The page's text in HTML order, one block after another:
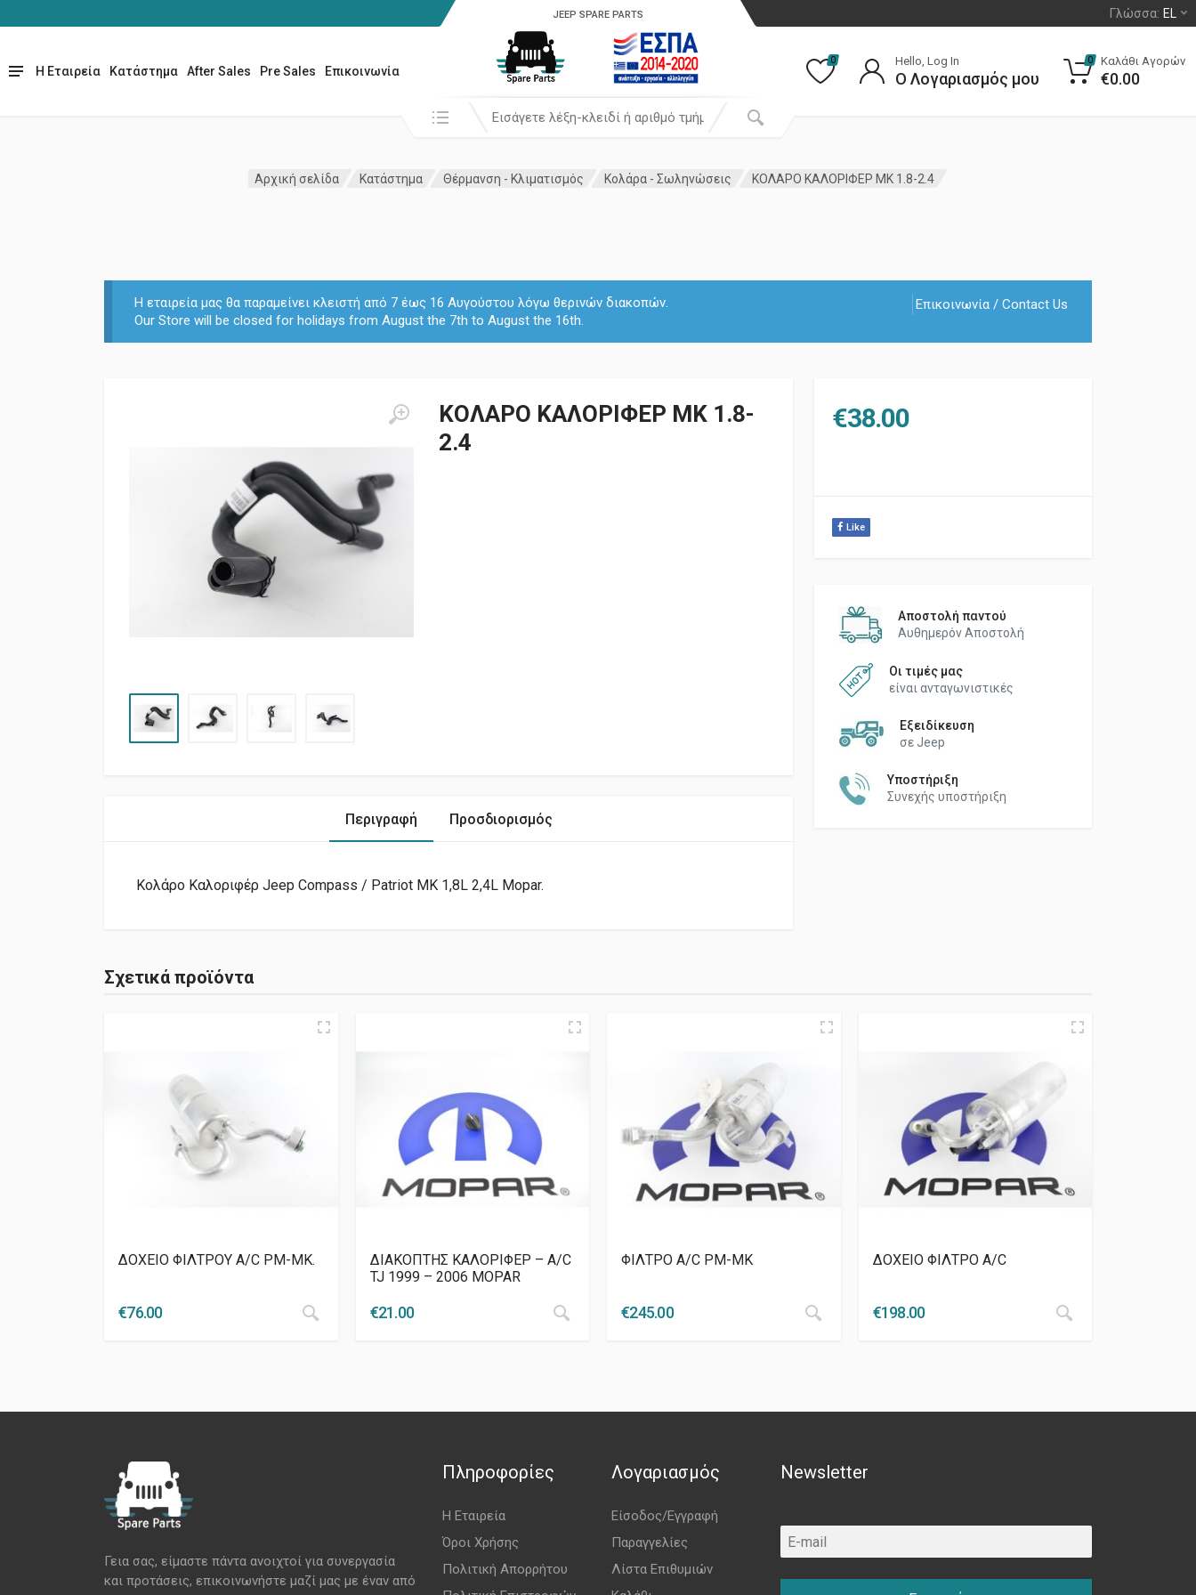
Γλώσσα: EL
Η Εταιρεία Κατάστημα After Sales Pre Sales Επικοινωνία
JEEP SPARE PARTS
Αναζήτησή σε:
0 Hello, Log In
Ο Λογαριασμός μου
0 Καλάθι Αγορών
€0.00
Αρχική σελίδα Κατάστημα Θέρμανση - Κλιματισμός Κολάρα - Σωληνώσεις ΚΟΛΑΡO ΚΑΛΟΡΙΦΕΡ MK 1.8-2.4
Επικοινωνία / Contact Us
Η εταιρεία μας θα παραμείνει κλειστή από 7 έως 16 Αυγούστου λόγω θερινών διακοπών.
Our Store will be closed for holidays from August the 7th to August the 16th.
ΚΟΛΑΡO ΚΑΛΟΡΙΦΕΡ MK 1.8-
2.4
€38.00
Like
Αποστολή παντού
Αυθημερόν Αποστολή
Οι τιμές μας
είναι ανταγωνιστικές
Εξειδίκευση
σε Jeep
Υποστήριξη
Συνεχής υποστήριξη
Περιγραφή Προσδιορισμός
Κολάρο Καλοριφέρ Jeep Compass / Patriot MK 1,8L 2,4L Mopar.
Σχετικά προϊόντα
ΔΟΧΕΙΟ ΦΙΛΤΡΟΥ A/C PM-MK.
€76.00
ΔΙΑΚΟΠΤΗΣ ΚΑΛΟΡΙΦΕΡ – A/C
TJ 1999 – 2006 MOPAR
€21.00
ΦΙΛΤΡΟ A/C PM-MK
€245.00
ΔΟΧΕΙΟ ΦΙΛΤΡΟ A/C
€198.00
Γεια σας, είμαστε πάντα ανοιχτοί για συνεργασία
και προτάσεις, επικοινωνήστε μαζί μας με έναν από
Πληροφορίες
Η Εταιρεία
Όροι Χρήσης
Πολιτική Απορρήτου
Λογαριασμός
Είσοδος/Εγγραφή
Παραγγελίες
Λίστα Επιθυμιών
Newsletter